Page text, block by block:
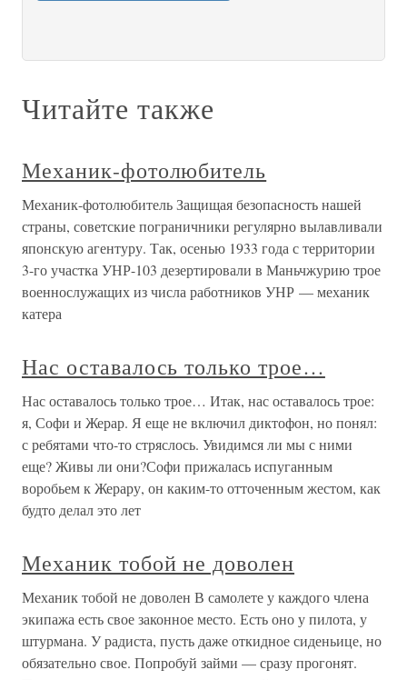
Читайте также
Механик-фотолюбитель
Механик-фотолюбитель Защищая безопасность нашей
страны, советские пограничники регулярно вылавливали
японскую агентуру. Так, осенью 1933 года с территории
3-го участка УНР-103 дезертировали в Маньчжурию трое
военнослужащих из числа работников УНР — механик
катера
Нас оставалось только трое…
Нас оставалось только трое… Итак, нас оставалось трое:
я, Софи и Жерар. Я еще не включил диктофон, но понял:
с ребятами что-то стряслось. Увидимся ли мы с ними
еще? Живы ли они?Софи прижалась испуганным
воробьем к Жерару, он каким-то отточенным жестом, как
будто делал это лет
Механик тобой не доволен
Механик тобой не доволен В самолете у каждого члена
экипажа есть свое законное место. Есть оно у пилота, у
штурмана. У радиста, пусть даже откидное сиденьице, но
обязательно свое. Попробуй займи — сразу прогонят.